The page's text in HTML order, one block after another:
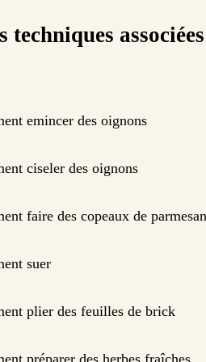
techniques associées
emincer des oignons
ciseler des oignons
faire des copeaux de parmesan
suer
plier des feuilles de brick